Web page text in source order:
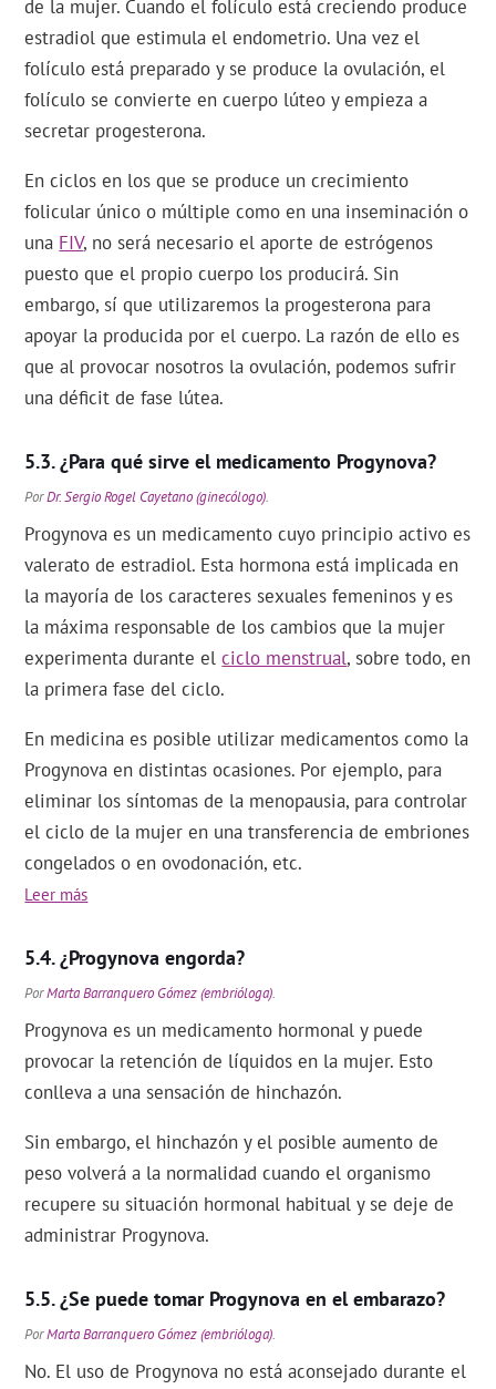
de la mujer. Cuando el folículo está creciendo produce
estradiol que estimula el endometrio. Una vez el
folículo está preparado y se produce la ovulación, el
folículo se convierte en cuerpo lúteo y empieza a
secretar progesterona.
En ciclos en los que se produce un crecimiento
folicular único o múltiple como en una inseminación o
una FIV, no será necesario el aporte de estrógenos
puesto que el propio cuerpo los producirá. Sin
embargo, sí que utilizaremos la progesterona para
apoyar la producida por el cuerpo. La razón de ello es
que al provocar nosotros la ovulación, podemos sufrir
una déficit de fase lútea.
¿Para qué sirve el medicamento Progynova?
PorDr. Sergio Rogel Cayetano (ginecólogo).
Progynova es un medicamento cuyo principio activo es
valerato de estradiol. Esta hormona está implicada en
la mayoría de los caracteres sexuales femeninos y es
la máxima responsable de los cambios que la mujer
experimenta durante elciclo menstrual, sobre todo, en
la primera fase del ciclo.
En medicina es posible utilizar medicamentos como la
Progynova en distintas ocasiones. Por ejemplo, para
eliminar los síntomas de la menopausia, para controlar
el ciclo de la mujer en una transferencia de embriones
congelados o en ovodonación, etc.
Leer más
¿Progynova engorda?
PorMarta Barranquero Gómez (embrióloga).
Progynova es un medicamento hormonal y puede
provocar la retención de líquidos en la mujer. Esto
conlleva a una sensación de hinchazón.
Sin embargo, el hinchazón y el posible aumento de
peso volverá a la normalidad cuando el organismo
recupere su situación hormonal habitual y se deje de
administrar Progynova.
¿Se puede tomar Progynova en el embarazo?
PorMarta Barranquero Gómez (embrióloga).
No. El uso de Progynova no está aconsejado durante el